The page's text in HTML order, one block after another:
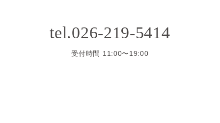
tel.026-219-5414
受付時間 11:00〜19:00